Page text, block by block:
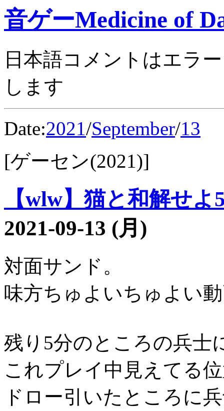
音ゲーMedicine of
日本語コメントはエラ
します
Date:2021/September/13
[ゲーセン(2021)]
【wlw】猫と和解せ
2021-09-13 (月)
対面サンド。
味方ちゅよいちゅよい
残り5分のところの兵士
これプレイ中見えてる
ドロー引いたところに